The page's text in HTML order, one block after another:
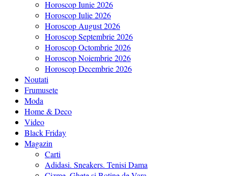
Horoscop Iunie 2026
Horoscop Iulie 2026
Horoscop August 2026
Horoscop Septembrie 2026
Horoscop Octombrie 2026
Horoscop Noiembrie 2026
Horoscop Decembrie 2026
Noutati
Frumusete
Moda
Home & Deco
Video
Black Friday
Magazin
Carti
Adidasi. Sneakers. Tenisi Dama